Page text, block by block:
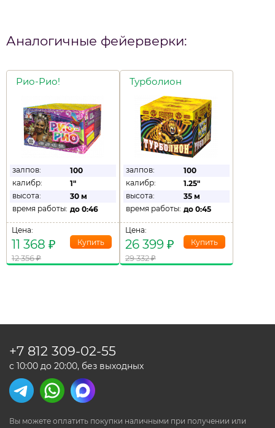
Аналогичные фейерверки:
Рио-Рио!
залпов:
100
калибр:
1"
высота:
30 м
время работы: до 0:46
Цена:
11 368 ₽
12 356₽
Турболион
залпов:
100
калибр:
1.25"
высота:
35 м
время работы: до 0:45
Цена:
26 399 ₽
29 332₽
Вы можете оплатить покупки наличными при получении или
+7 812 309-02-55
с 10:00 до 20:00, без выходных